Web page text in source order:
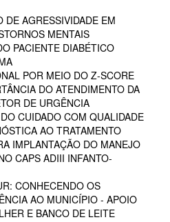
DE AGRESSIVIDADE EM
MENTAIS
PACIENTE DIABÉTICO
POR MEIO DO Z-SCORE
DO ATENDIMENTO DA
DE URGÊNCIA
CUIDADO COM QUALIDADE
AO TRATAMENTO
IMPLANTAÇÃO DO MANEJO
CAPS ADIII INFANTO-
CONHECENDO OS
AO MUNICÍPIO - APOIO
E BANCO DE LEITE